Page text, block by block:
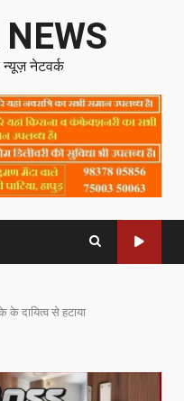
नेटवर्क
के दायित्व से हटाया